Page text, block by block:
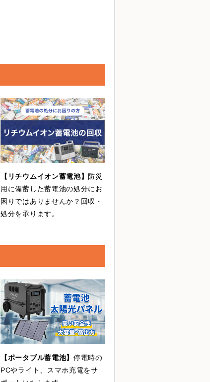
【リチウムイオン蓄電池】 防災
用に備蓄した蓄電池の処分にお
困りではありませんか？回収・
処分を承ります。
【ポータブル蓄電池】 停電時の
PCやライト、スマホ充電をサ